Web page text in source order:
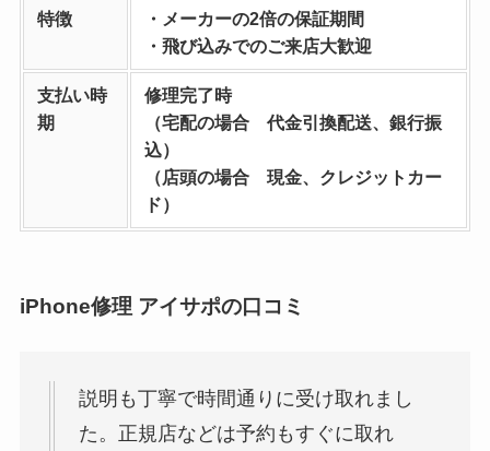
特徴
・メーカーの2倍の保証期間
・飛び込みでのご来店大歓迎
支払い時
期
修理完了時
（宅配の場合 代金引換配送、銀行振
込）
（店頭の場合 現金、クレジットカー
ド）
iPhone修理 アイサポの口コミ
説明も丁寧で時間通りに受け取れまし
た。正規店などは予約もすぐに取れ